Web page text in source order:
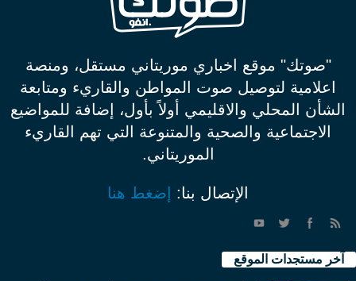
"صوتك" موقع اخباري موريتاني مستقل، ومنصة
اعلامية لتوصيل صوت المواطن والقاريء ومتابعة
الشأن المحلي والاقليمي أولاً بأول، إضافة للمواضيع
الاجتماعية والصحية والمتنوعة التي تهم القاريء
الموريتاني.
الإتصال بنا: إضغط هنا
آخر مستجدات الموقع